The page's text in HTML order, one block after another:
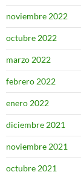
noviembre 2022
octubre 2022
marzo 2022
febrero 2022
enero 2022
diciembre 2021
noviembre 2021
octubre 2021